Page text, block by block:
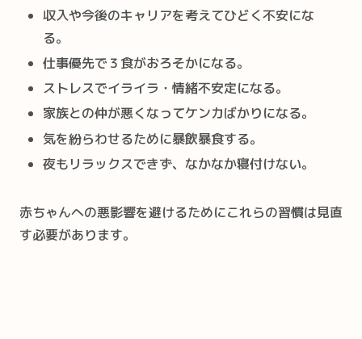
収入や今後のキャリアを考えてひどく不安にな
る。
仕事優先で３食がおろそかになる。
ストレスでイライラ・情緒不安定になる。
家族との仲が悪くなってケンカばかりになる。
気を紛らわせるために暴飲暴食する。
夜もリラックスできず、なかなか寝付けない。
赤ちゃんへの悪影響を避けるためにこれらの習慣は見直
す必要があります。